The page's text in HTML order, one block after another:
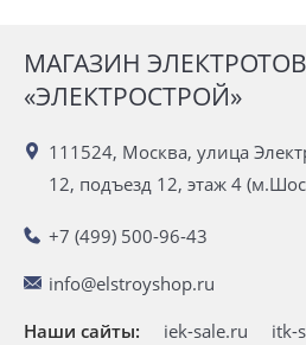
МАГАЗИН
«ЭЛЕКТРОСТРОЙ»
111524, Москва, улица
12, подъезд 12, этаж 4
+7 (499) 500-96-43
info@elstroyshop.ru
Наши сайты: iek-sale.ru itk-